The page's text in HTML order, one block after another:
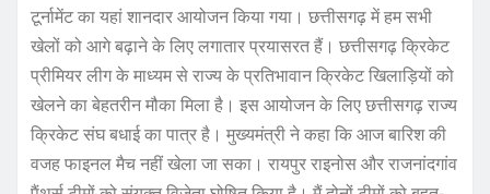
टूर्नामेंट का यहां शानदार आयोजन किया गया। छत्तीसगढ़ में हम सभी
खेलों को आगे बढ़ाने के लिए लगातार प्रयासरत हैं। छत्तीसगढ़ क्रिकेट
प्रीमियर लीग के माध्यम से राज्य के प्रतिभावान क्रिकेट खिलाड़ियों को
खेलने का बेहतरीन मौका मिला है। इस आयोजन के लिए छत्तीसगढ़ राज्य
क्रिकेट संघ बधाई का पात्र है। मुख्यमंत्री ने कहा कि आज बारिश की
वजह फाइनल मैच नहीं खेला जा सका। रायपुर राइनोस और राजनांदगांव